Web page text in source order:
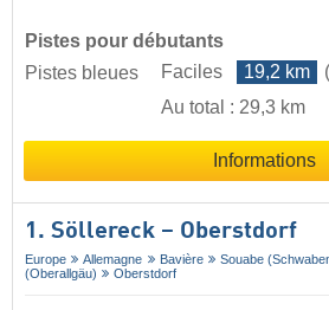
Pistes pour débutants
Pistes bleues
Faciles 19,2 km
Au total : 29,3 km
Informations
1. Söllereck – Oberstdorf
Europe Allemagne Bavière Souabe
(Oberallgäu)
Oberstdorf